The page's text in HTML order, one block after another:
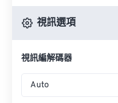
視訊選項
視訊編解碼器
Auto